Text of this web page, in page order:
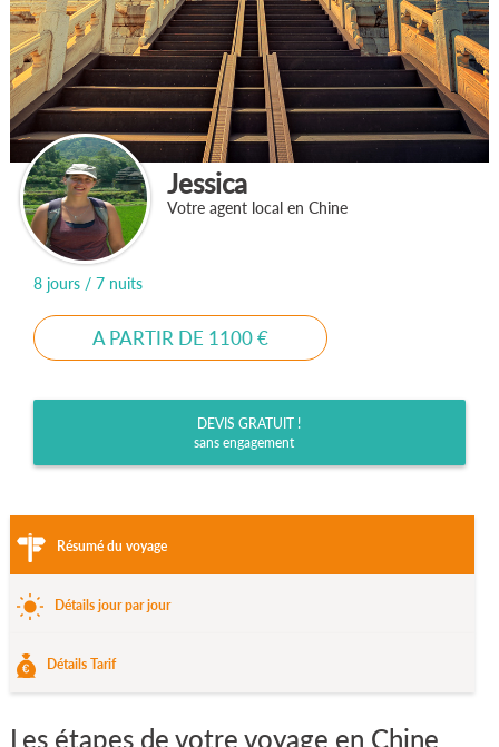
Jessica
Votre agent local en Chine
8 jours / 7 nuits
A PARTIR DE 1100 €
DEVIS GRATUIT !
sans engagement
Résumé du voyage
Détails jour par jour
Détails Tarif
Les étapes de votre voyage en Chine